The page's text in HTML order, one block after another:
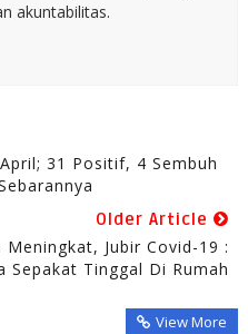
akuntabilitas.
31 Positif, 4 Sembuh
Older Article
Jubir Covid-19 :
Sepakat Tinggal Di Rumah
View More